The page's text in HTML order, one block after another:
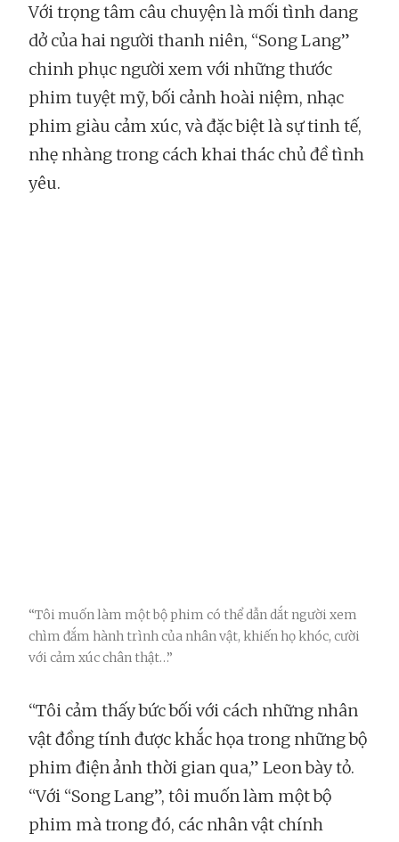
Với trọng tâm câu chuyện là mối tình dang
dở của hai người thanh niên, “Song Lang”
chinh phục người xem với những thước
phim tuyệt mỹ, bối cảnh hoài niệm, nhạc
phim giàu cảm xúc, và đặc biệt là sự tinh tế,
nhẹ nhàng trong cách khai thác chủ đề tình
yêu.
“Tôi muốn làm một bộ phim có thể dẫn dắt người xem
chìm đắm hành trình của nhân vật, khiến họ khóc, cười
với cảm xúc chân thật…”
“Tôi cảm thấy bức bối với cách những nhân
vật đồng tính được khắc họa trong những bộ
phim điện ảnh thời gian qua,” Leon bày tỏ.
“Với “Song Lang”, tôi muốn làm một bộ
phim mà trong đó, các nhân vật chính